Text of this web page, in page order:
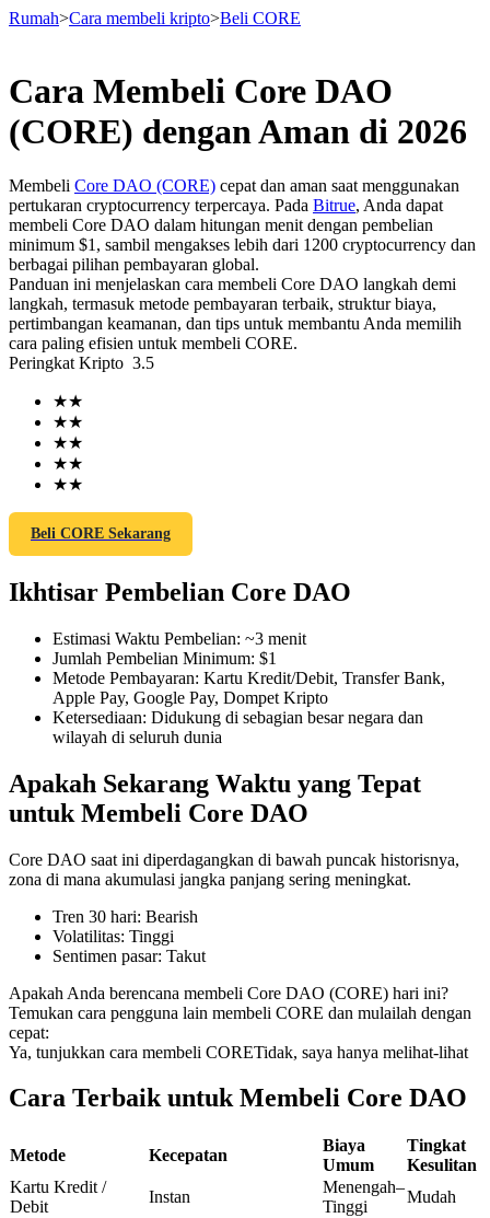
Berjangka
USDT Berjangka
Kontrak berjangka menggunakan USDT sebagai jaminannya
COIN-M Berjangka
TradFi
Derivatif saham, forex, logam mulia, dan komoditas
USDC Berjangka
Kontrak berjangka menggunakan USDC sebagai jaminannya
Rumah>Cara membeli kripto>Beli CORE
Cara Membeli Core DAO
(CORE) dengan Aman di 2026
Membeli Core DAO (CORE) cepat dan aman saat menggunakan
pertukaran cryptocurrency terpercaya. Pada Bitrue, Anda dapat
membeli Core DAO dalam hitungan menit dengan pembelian
minimum $1, sambil mengakses lebih dari 1200 cryptocurrency dan
berbagai pilihan pembayaran global.
Panduan ini menjelaskan cara membeli Core DAO langkah demi
langkah, termasuk metode pembayaran terbaik, struktur biaya,
pertimbangan keamanan, dan tips untuk membantu Anda memilih
cara paling efisien untuk membeli CORE.
Peringkat Kripto 3.5
★★
★★
★★
★★
★★
Beli CORE Sekarang
Ikhtisar Pembelian Core DAO
Estimasi Waktu Pembelian: ~3 menit
Jumlah Pembelian Minimum: $1
Metode Pembayaran: Kartu Kredit/Debit, Transfer Bank,
Apple Pay, Google Pay, Dompet Kripto
Ketersediaan: Didukung di sebagian besar negara dan
wilayah di seluruh dunia
Apakah Sekarang Waktu yang Tepat
untuk Membeli Core DAO
Core DAO saat ini diperdagangkan di bawah puncak historisnya,
zona di mana akumulasi jangka panjang sering meningkat.
Tren 30 hari: Bearish
Volatilitas: Tinggi
Sentimen pasar: Takut
Apakah Anda berencana membeli Core DAO (CORE) hari ini?
Temukan cara pengguna lain membeli CORE dan mulailah dengan
cepat:
Ya, tunjukkan cara membeli CORETidak, saya hanya melihat-lihat
Cara Terbaik untuk Membeli Core DAO
Metode Kecepatan
Biaya
Umum
Tingkat
Kesulitan
Kartu Kredit /
Debit
Instan
Menengah–
Tinggi
Mudah